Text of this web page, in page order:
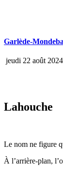
Garlède-
jeudi 22 août 2024
Lahouche
Le nom ne figure
À l’arrière-plan,